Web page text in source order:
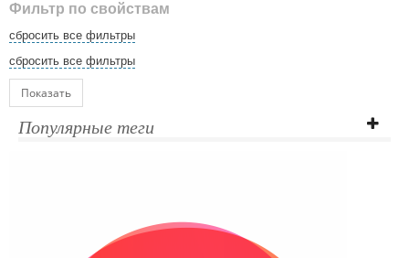
Фильтр по свойствам
сбросить все фильтры
сбросить все фильтры
Показать
Популярные теги